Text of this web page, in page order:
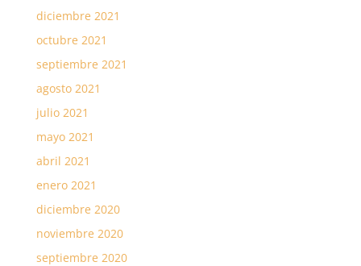
diciembre 2021
octubre 2021
septiembre 2021
agosto 2021
julio 2021
mayo 2021
abril 2021
enero 2021
diciembre 2020
noviembre 2020
septiembre 2020